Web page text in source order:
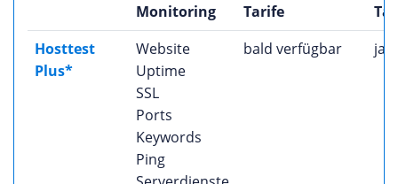
Monitoring
Tarife
Hosttest
Plus*
Website
Uptime
SSL
Ports
Keywords
Ping
bald verfügbar ja